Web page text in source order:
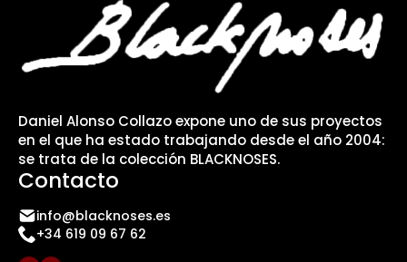
Daniel Alonso Collazo expone uno de sus proyectos
en el que ha estado trabajando desde el año 2004:
se trata de la colección BLACKNOSES.
Contacto
info@blacknoses.es
+34 619 09 67 62